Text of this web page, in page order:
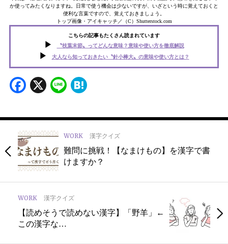
か使ってみたくなりますね。日常で使う機会は少ないですが、いざという時に覚えておくと
便利な言葉ですので、覚えておきましょう。
トップ画像・アイキャッチ／（C）Shutterstock.com
こちらの記事もたくさん読まれています
〝枝葉末節〟ってどんな意味？意味や使い方を徹底解説
大人なら知っておきたい〝針小棒大〟の意味や使い方とは？
Facebook
X Line
WORK 漢字クイズ
難問に挑戦！【なまけもの】を漢字で書
けますか？
WORK 漢字クイズ
【読めそうで読めない漢字】「野羊」←
この漢字な…